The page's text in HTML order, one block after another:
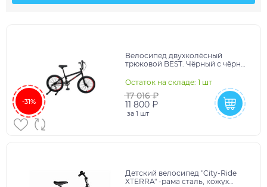
-31%
Велосипед двухколёсный
трюковой BEST. Чёрный с чёрно-
дюймов(арт.ВЛ-2048)
Остаток на складе: 1 шт
17 016 ₽
11 800 ₽
за 1 шт
Детский велосипед "City-Ride
XTERRA" -рама сталь, кожух